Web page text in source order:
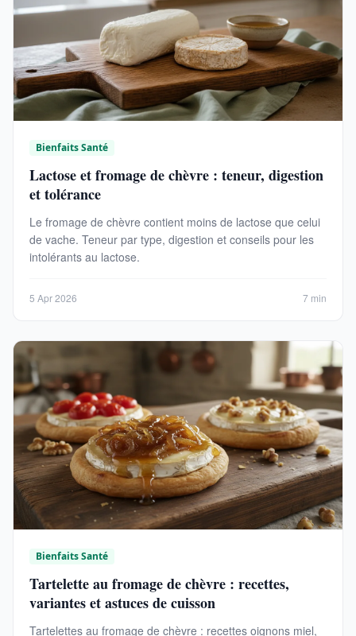
Bienfaits Santé
Lactose et fromage de chèvre : teneur, digestion
et tolérance
Le fromage de chèvre contient moins de lactose que celui
de vache. Teneur par type, digestion et conseils pour les
intolérants au lactose.
5 Apr 2026 7 min
Bienfaits Santé
Tartelette au fromage de chèvre : recettes,
variantes et astuces de cuisson
Tartelettes au fromage de chèvre : recettes oignons miel,